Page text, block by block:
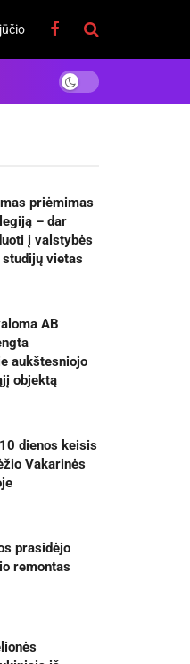
priėmimas
– dar
į valstybės
vietas
AB
aukštesniojo
objektą
dienos keisis
Vakarinės
prasidėjo
remontas